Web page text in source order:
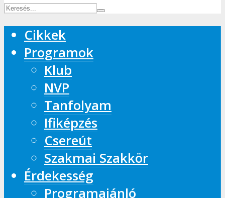
Cikkek
Programok
Klub
NVP
Tanfolyam
Ifiképzés
Csereút
Szakmai Szakkör
Érdekesség
Programajánló